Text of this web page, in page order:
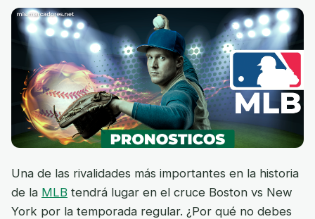
Una de las rivalidades más importantes en la historia
de la MLB tendrá lugar en el cruce Boston vs New
York por la temporada regular. ¿Por qué no debes